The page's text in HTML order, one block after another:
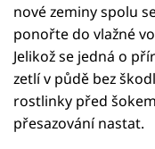
nové zeminy spolu
ponořte do vlažné
Jelikož se jedná o
zetlí v půdě bez
rostlinky před
přesazování nastat.